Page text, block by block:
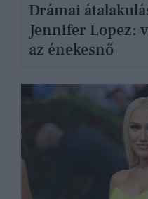
Drámai
Jennifer Lopez:
az énekesnő